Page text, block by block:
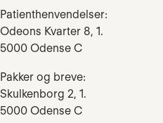
Patienthenvendelser:
Odeons Kvarter 8, 1.
5000 Odense C
Pakker og breve:
Skulkenborg 2, 1.
5000 Odense C